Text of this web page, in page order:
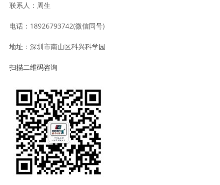
联系人：周生
电话：18926793742(微信同号)
地址：深圳市南山区科兴科学园
扫描二维码咨询